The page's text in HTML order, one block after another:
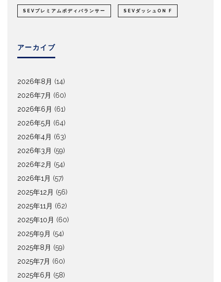
SEVプレミアムボディバランサー SEVダッシュON F
アーカイブ
2026年8月 (14)
2026年7月 (60)
2026年6月 (61)
2026年5月 (64)
2026年4月 (63)
2026年3月 (59)
2026年2月 (54)
2026年1月 (57)
2025年12月 (56)
2025年11月 (62)
2025年10月 (60)
2025年9月 (54)
2025年8月 (59)
2025年7月 (60)
2025年6月 (58)